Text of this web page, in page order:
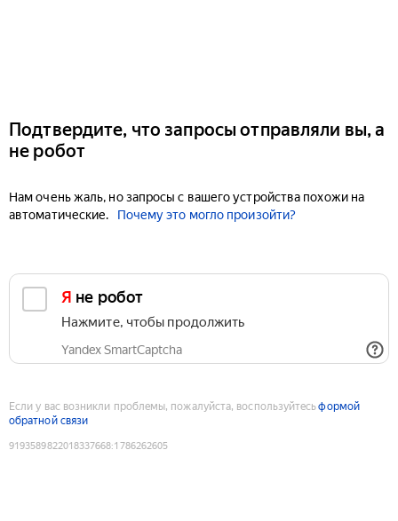
Подтвердите, что запросы отправляли вы, а
не робот
Нам очень жаль, но запросы с вашего устройства похожи на
автоматические.
Почему это могло произойти?
Я не робот
Нажмите, чтобы продолжить
Yandex SmartCaptcha
Если у вас возникли проблемы, пожалуйста, воспользуйтесьформой
обратной связи
9193589822018337668:1786262605